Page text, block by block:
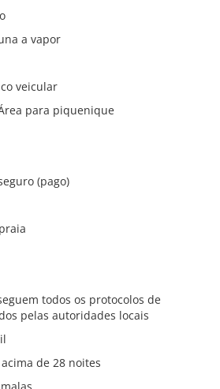
a vapor
veicular
para piquenique
(pago)
todos os protocolos de
pelas autoridades locais
de 28 noites